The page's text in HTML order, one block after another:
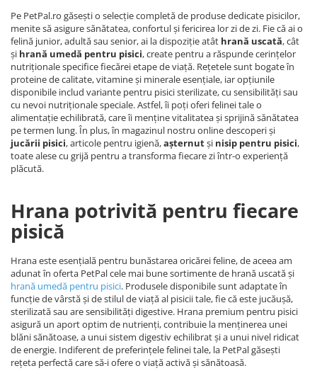
Pe PetPal.ro găsești o selecție completă de produse dedicate pisicilor,
menite să asigure sănătatea, confortul și fericirea lor zi de zi. Fie că ai o
felină junior, adultă sau senior, ai la dispoziție atât hrană uscată, cât
și hrană umedă pentru pisici, create pentru a răspunde cerințelor
nutriționale specifice fiecărei etape de viață. Rețetele sunt bogate în
proteine de calitate, vitamine și minerale esențiale, iar opțiunile
disponibile includ variante pentru pisici sterilizate, cu sensibilități sau
cu nevoi nutriționale speciale. Astfel, îi poți oferi felinei tale o
alimentație echilibrată, care îi menține vitalitatea și sprijină sănătatea
pe termen lung. În plus, în magazinul nostru online descoperi și
jucării pisici, articole pentru igienă,așternutși nisip pentru pisici,
toate alese cu grijă pentru a transforma fiecare zi într-o experiență
plăcută.
Hrana potrivită pentru fiecare
pisică
Hrana este esențială pentru bunăstarea oricărei feline, de aceea am
adunat în oferta PetPal cele mai bune sortimente de hrană uscată și
hrană umedă pentru pisici. Produsele disponibile sunt adaptate în
funcție de vârstă și de stilul de viață al pisicii tale, fie că este jucăușă,
sterilizată sau are sensibilități digestive. Hrana premium pentru pisici
asigură un aport optim de nutrienți, contribuie la menținerea unei
blăni sănătoase, a unui sistem digestiv echilibrat și a unui nivel ridicat
de energie. Indiferent de preferințele felinei tale, la PetPal găsești
rețeta perfectă care să-i ofere o viață activă și sănătoasă.